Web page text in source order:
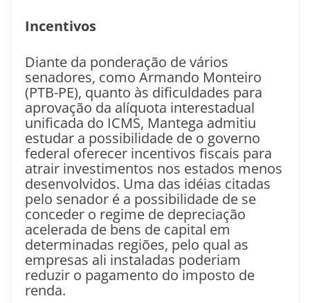
Incentivos
Diante da ponderação de vários
senadores, como Armando Monteiro
(PTB-PE), quanto às dificuldades para
aprovação da alíquota interestadual
unificada do ICMS, Mantega admitiu
estudar a possibilidade de o governo
federal oferecer incentivos fiscais para
atrair investimentos nos estados menos
desenvolvidos. Uma das idéias citadas
pelo senador é a possibilidade de se
conceder o regime de depreciação
acelerada de bens de capital em
determinadas regiões, pelo qual as
empresas ali instaladas poderiam
reduzir o pagamento do imposto de
renda.